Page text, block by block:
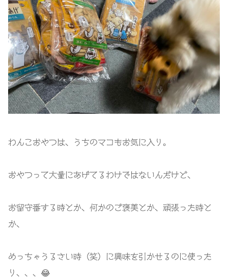
わんこおやつは、うちのマコもお気に入り。
おやつって大量にあげてるわけではないんだけど、
お留守番する時とか、何かのご褒美とか、頑張った時と
か、
めっちゃうるさい時（笑）に興味を引かせるのに使った
り、、、😂